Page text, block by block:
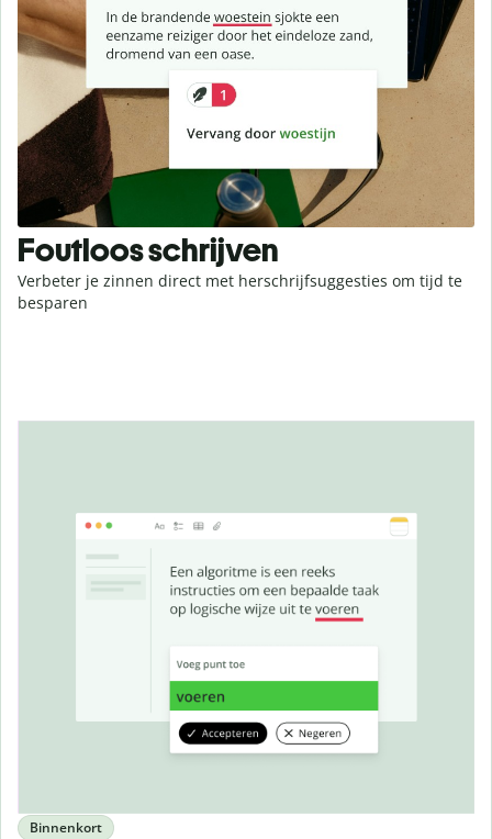
Foutloos schrijven
Verbeter je zinnen direct met herschrijfsuggesties om tijd te
besparen
Binnenkort